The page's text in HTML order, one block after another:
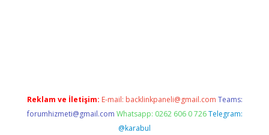
Reklam ve İletişim: E-mail: backlinkpaneli@gmail.com Teams:
forumhizmeti@gmail.com Whatsapp: 0262 606 0 726 Telegram:
@karabul